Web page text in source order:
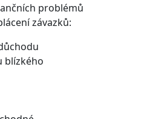
problémů
závazků:
blízkého